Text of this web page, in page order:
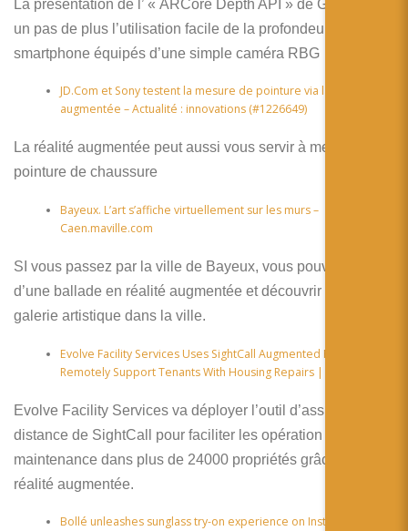
La présentation de l’ « ARCore Depth API » de Google est
un pas de plus l’utilisation facile de la profondeur pour les
smartphone équipés d’une simple caméra RBG
​JD.Com et Sony testent la mesure de pointure via la réalité
augmentée – Actualité : innovations (#1226649)
La réalité augmentée peut aussi vous servir à mesure votre
pointure de chaussure
Bayeux. L’art s’affiche virtuellement sur les murs –
Caen.maville.com
SI vous passez par la ville de Bayeux, vous pouvez profiter
d’une ballade en réalité augmentée et découvrir une
galerie artistique dans la ville.
Evolve Facility Services Uses SightCall Augmented Reality To
Remotely Support Tenants With Housing Repairs | Benzinga
Evolve Facility Services va déployer l’outil d’assistance à
distance de SightCall pour faciliter les opération de
maintenance dans plus de 24000 propriétés grâce à la
réalité augmentée.
Bollé unleashes sunglass try-on experience on Instagram |